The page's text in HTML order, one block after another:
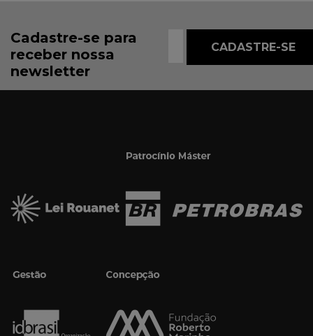
Cadastre-se para
receber nossa
newsletter